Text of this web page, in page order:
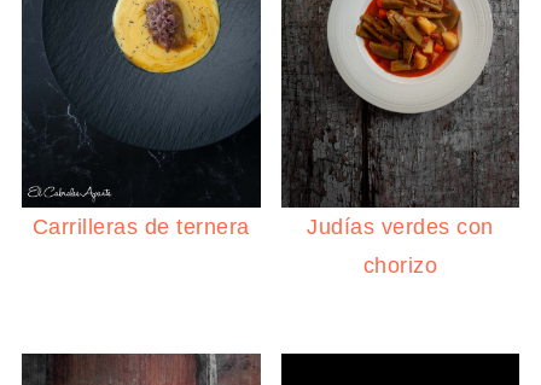
Carrilleras de ternera
Judías verdes con
chorizo